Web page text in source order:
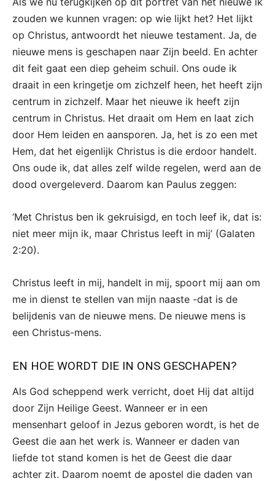
zouden we kunnen vragen: op wie lijkt het? Het lijkt
op Christus, antwoordt het nieuwe testament. Ja, de
nieuwe mens is geschapen naar Zijn beeld. En achter
dit feit gaat een diep geheim schuil. Ons oude ik
draait in een kringetje om zichzelf heen, het heeft zijn
centrum in zichzelf. Maar het nieuwe ik heeft zijn
centrum in Christus. Het draait om Hem en laat zich
door Hem leiden en aansporen. Ja, het is zo een met
Hem, dat het eigenlijk Christus is die erdoor handelt.
Ons oude ik, dat alles zelf wilde regelen, werd aan de
dood overgeleverd. Daarom kan Paulus zeggen:
‘Met Christus ben ik gekruisigd, en toch leef ik, dat is:
niet meer mijn ik, maar Christus leeft in mij’ (Galaten
2:20).
Christus leeft in mij, handelt in mij, spoort mij aan om
me in dienst te stellen van mijn naaste -dat is de
belijdenis van de nieuwe mens. De nieuwe mens is
een Christus-mens.
EN HOE WORDT DIE IN ONS GESCHAPEN?
Als God scheppend werk verricht, doet Hij dat altijd
door Zijn Heilige Geest. Wanneer er in een
mensenhart geloof in Jezus geboren wordt, is het de
Geest die aan het werk is. Wanneer er daden van
liefde tot stand komen is het de Geest die daar
achter zit. Daarom noemt de apostel die daden van